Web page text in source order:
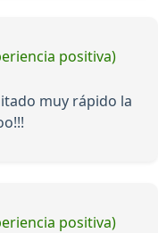
positiva)
muy rápido la
positiva)